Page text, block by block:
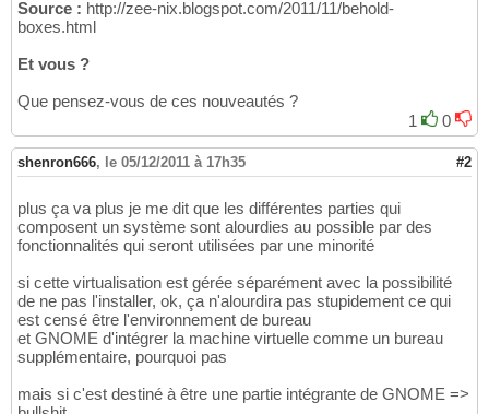
Source : http://zee-nix.blogspot.com/2011/11/behold-
boxes.html
Et vous ?
Que pensez-vous de ces nouveautés ?
1
0
shenron666, le 05/12/2011 à 17h35 #2
plus ça va plus je me dit que les différentes parties qui
composent un système sont alourdies au possible par des
fonctionnalités qui seront utilisées par une minorité
si cette virtualisation est gérée séparément avec la possibilité
de ne pas l'installer, ok, ça n'alourdira pas stupidement ce qui
est censé être l'environnement de bureau
et GNOME d'intégrer la machine virtuelle comme un bureau
supplémentaire, pourquoi pas
mais si c'est destiné à être une partie intégrante de GNOME =>